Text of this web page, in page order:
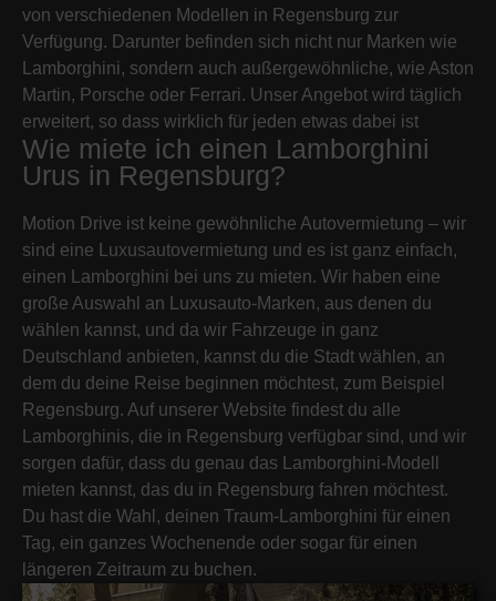
von verschiedenen Modellen in Regensburg zur
Verfügung. Darunter befinden sich nicht nur Marken wie
Lamborghini, sondern auch außergewöhnliche, wie Aston
Martin, Porsche oder Ferrari. Unser Angebot wird täglich
erweitert, so dass wirklich für jeden etwas dabei ist
Wie miete ich einen Lamborghini
Urus in Regensburg?
Motion Drive ist keine gewöhnliche Autovermietung – wir
sind eine Luxusautovermietung und es ist ganz einfach,
einen Lamborghini bei uns zu mieten. Wir haben eine
große Auswahl an Luxusauto-Marken, aus denen du
wählen kannst, und da wir Fahrzeuge in ganz
Deutschland anbieten, kannst du die Stadt wählen, an
dem du deine Reise beginnen möchtest, zum Beispiel
Regensburg. Auf unserer Website findest du alle
Lamborghinis, die in Regensburg verfügbar sind, und wir
sorgen dafür, dass du genau das Lamborghini-Modell
mieten kannst, das du in Regensburg fahren möchtest.
Du hast die Wahl, deinen Traum-Lamborghini für einen
Tag, ein ganzes Wochenende oder sogar für einen
längeren Zeitraum zu buchen.